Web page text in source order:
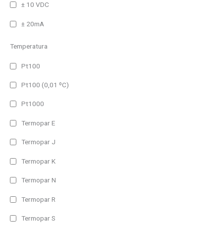
230V AC/DC
24V DC
Interface
MQTT
Profinet
RS485
± 10 VDC
± 20mA
Temperatura
Pt100
Pt100 (0,01 ºC)
Pt1000
Termopar E
Termopar J
Termopar K
Termopar N
Termopar R
Termopar S